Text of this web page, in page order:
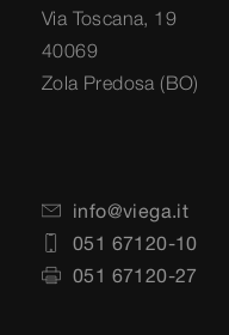
Via Toscana, 19
40069
Zola Predosa (BO)
info@viega.it
051 67120-10
051 67120-27